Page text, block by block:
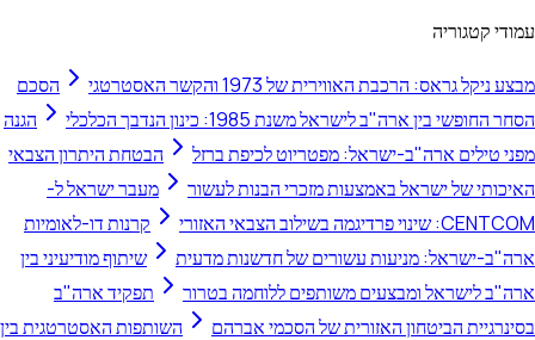
עמודי קטגוריה
מבצע ניקל גראס: הרכבת האווירית של 1973 והקשר האסטרטגי
הסכם
הסחר החופשי בין ארה"ב לישראל משנת 1985: כינון הנדבך הכלכלי
הגנה
מפני טילים ארה"ב-ישראל: מפטריוט לכיפת ברזל
הבטחת היתרון הצבאי
האיכותי של ישראל באמצעות מזכרי הבנות לעשור
מעבר ישראל ל-
CENTCOM: שינוי פרדיגמה בשילוב הצבאי האזורי
קרנות דו-לאומיות
ארה"ב-ישראל: מניעות עשורים של חדשנות מדעית
שיתוף מודיעיני בין
ארה"ב לישראל ומבצעים משותפים ללוחמה בטרור
תפקיד ארה"ב
בסינרגיית הביטחון האזורית של הסכמי אברהם
השותפות האסטרטגית בין